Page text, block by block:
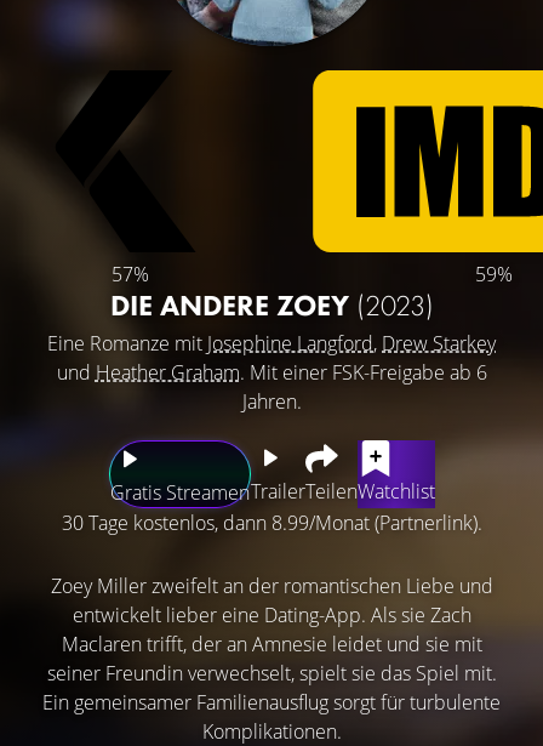
57% 59%
DIE ANDERE ZOEY (2023)
Eine Romanze mit Josephine Langford, Drew Starkey
und Heather Graham. Mit einer FSK-Freigabe ab 6
Jahren.
Gratis StreamenTrailerTeilenWatchlist
30 Tage kostenlos, dann 8.99/Monat (Partnerlink).
Zoey Miller zweifelt an der romantischen Liebe und
entwickelt lieber eine Dating-App. Als sie Zach
Maclaren trifft, der an Amnesie leidet und sie mit
seiner Freundin verwechselt, spielt sie das Spiel mit.
Ein gemeinsamer Familienausflug sorgt für turbulente
Komplikationen.